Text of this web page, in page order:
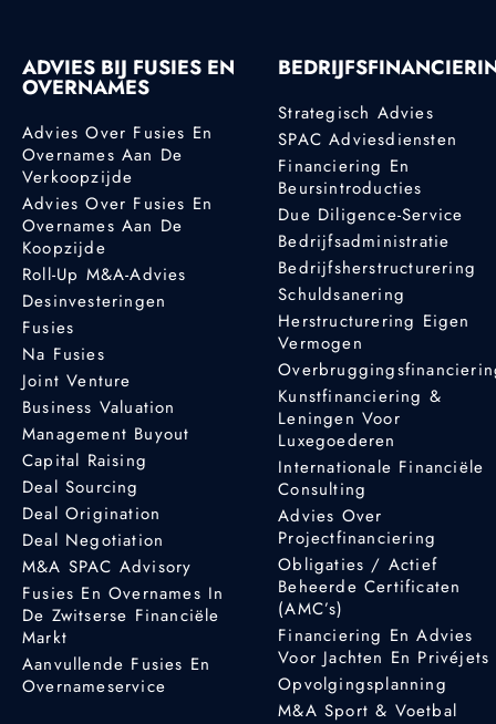
ADVIES BIJ FUSIES EN
OVERNAMES
Advies Over Fusies En
Overnames Aan De
Verkoopzijde
Advies Over Fusies En
Overnames Aan De
Koopzijde
Roll-Up M&A-Advies
Desinvesteringen
Fusies
Na Fusies
Joint Venture
Business Valuation
Management Buyout
Capital Raising
Deal Sourcing
Deal Origination
Deal Negotiation
M&A SPAC Advisory
Fusies En Overnames In
De Zwitserse Financiële
Markt
Aanvullende Fusies En
Overnameservice
Strategisch Advies
SPAC Adviesdiensten
Financiering En
Beursintroducties
Due Diligence-Service
Bedrijfsadministratie
Bedrijfsherstructurering
Schuldsanering
Herstructurering Eigen
Vermogen
Kunstfinanciering &
Leningen Voor
Luxegoederen
Internationale Financiële
Consulting
Advies Over
Projectfinanciering
Obligaties / Actief
Beheerde Certificaten
(AMC’s)
Financiering En Advies
Voor Jachten En Privéjets
Opvolgingsplanning
M&A Sport & Voetbal